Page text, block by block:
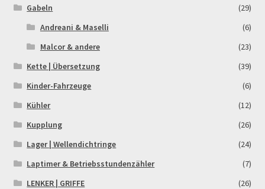
Shop
Sign Up
Términos y Condiciones Generales
Warenkorb
Gabeln
(29)
Andreani & Maselli
(6)
Malcor & andere
(23)
Kette | Übersetzung
(39)
Kinder-Fahrzeuge
(6)
Kühler
(12)
Kupplung
(26)
Lager | Wellendichtringe
(24)
Laptimer & Betriebsstundenzähler
(7)
LENKER | GRIFFE
(26)